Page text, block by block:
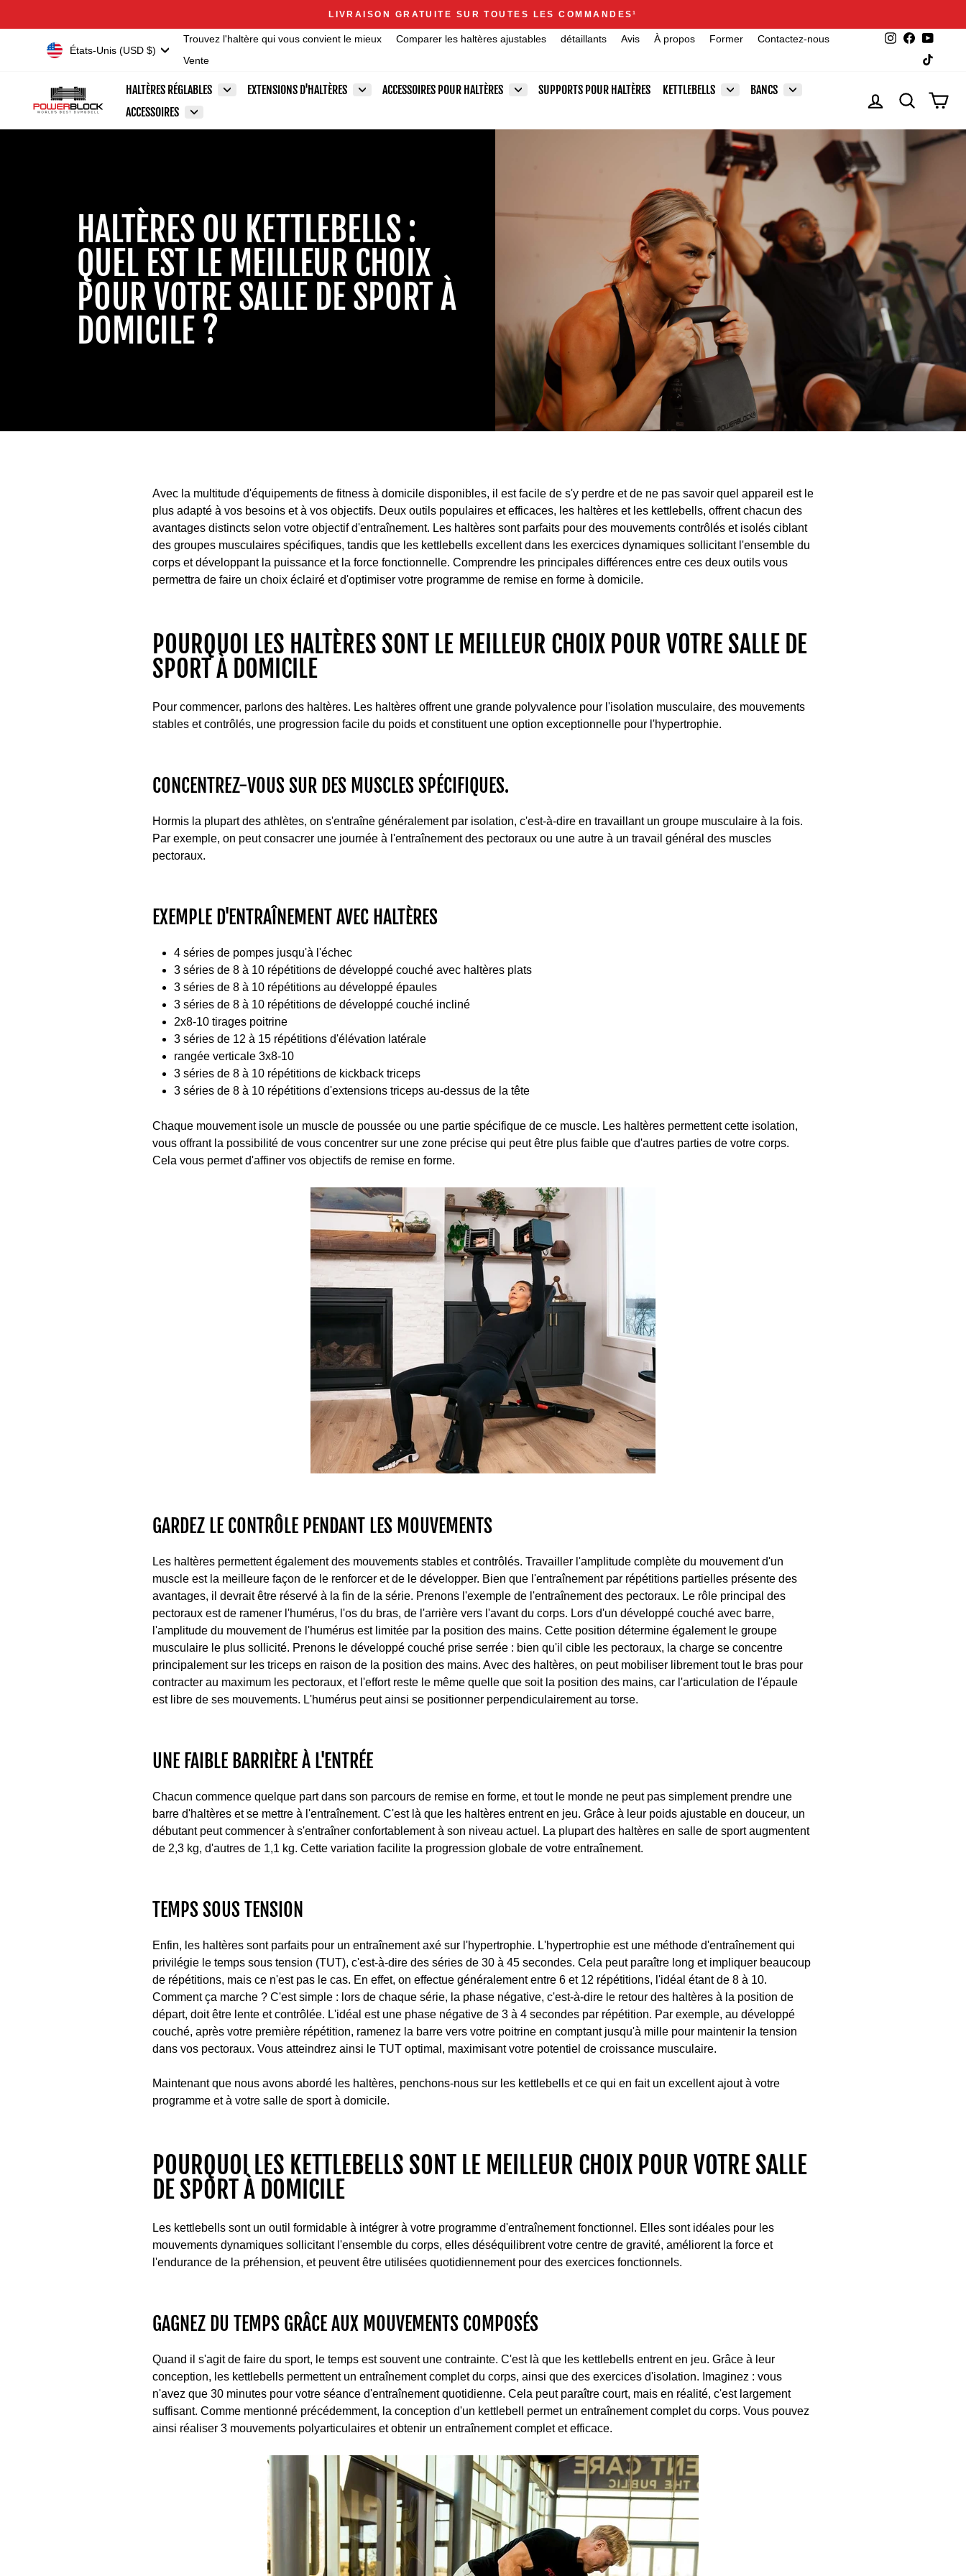
Diaporama
Pause
Announcements
LIVRAISON GRATUITE SUR TOUTES LES COMMANDES1
DeviseÉtats-Unis (USD $)
Trouvez l'haltère qui vous convient le mieux Comparer les haltères ajustables détaillants Avis À propos Former
Contactez-nous
Vente
Instagram
Facebook
HALTÈRES RÉGLABLES EXTENSIONS D'HALTÈRES ACCESSOIRES POUR HALTÈRES SUPPORTS POUR HALTÈRES KETTLEBELLS
BANCS
ACCESSOIRES
SE CONNECTER
HALTÈRES OU KETTLEBELLS :
QUEL EST LE MEILLEUR CHOIX
POUR VOTRE SALLE DE SPORT À
DOMICILE ?
Avec la multitude d'équipements de fitness à domicile disponibles, il est facile de s'y perdre et de ne pas savoir quel appareil est le
plus adapté à vos besoins et à vos objectifs. Deux outils populaires et efficaces, les haltères et les kettlebells, offrent chacun des
avantages distincts selon votre objectif d'entraînement. Les haltères sont parfaits pour des mouvements contrôlés et isolés ciblant
des groupes musculaires spécifiques, tandis que les kettlebells excellent dans les exercices dynamiques sollicitant l'ensemble du
corps et développant la puissance et la force fonctionnelle. Comprendre les principales différences entre ces deux outils vous
permettra de faire un choix éclairé et d'optimiser votre programme de remise en forme à domicile.
POURQUOI LES HALTÈRES SONT LE MEILLEUR CHOIX POUR VOTRE SALLE DE
SPORT À DOMICILE
Pour commencer, parlons des haltères. Les haltères offrent une grande polyvalence pour l'isolation musculaire, des mouvements
stables et contrôlés, une progression facile du poids et constituent une option exceptionnelle pour l'hypertrophie.
CONCENTREZ-VOUS SUR DES MUSCLES SPÉCIFIQUES.
Hormis la plupart des athlètes, on s'entraîne généralement par isolation, c'est-à-dire en travaillant un groupe musculaire à la fois.
Par exemple, on peut consacrer une journée à l'entraînement des pectoraux ou une autre à un travail général des muscles
pectoraux.
EXEMPLE D'ENTRAÎNEMENT AVEC HALTÈRES
4 séries de pompes jusqu'à l'échec
3 séries de 8 à 10 répétitions de développé couché avec haltères plats
3 séries de 8 à 10 répétitions au développé épaules
3 séries de 8 à 10 répétitions de développé couché incliné
2x8-10 tirages poitrine
3 séries de 12 à 15 répétitions d'élévation latérale
rangée verticale 3x8-10
3 séries de 8 à 10 répétitions de kickback triceps
3 séries de 8 à 10 répétitions d'extensions triceps au-dessus de la tête
Chaque mouvement isole un muscle de poussée ou une partie spécifique de ce muscle. Les haltères permettent cette isolation,
vous offrant la possibilité de vous concentrer sur une zone précise qui peut être plus faible que d'autres parties de votre corps.
Cela vous permet d'affiner vos objectifs de remise en forme.
GARDEZ LE CONTRÔLE PENDANT LES MOUVEMENTS
Les haltères permettent également des mouvements stables et contrôlés. Travailler l'amplitude complète du mouvement d'un
muscle est la meilleure façon de le renforcer et de le développer. Bien que l'entraînement par répétitions partielles présente des
avantages, il devrait être réservé à la fin de la série. Prenons l'exemple de l'entraînement des pectoraux. Le rôle principal des
pectoraux est de ramener l'humérus, l'os du bras, de l'arrière vers l'avant du corps. Lors d'un développé couché avec barre,
l'amplitude du mouvement de l'humérus est limitée par la position des mains. Cette position détermine également le groupe
musculaire le plus sollicité. Prenons le développé couché prise serrée : bien qu'il cible les pectoraux, la charge se concentre
principalement sur les triceps en raison de la position des mains. Avec des haltères, on peut mobiliser librement tout le bras pour
contracter au maximum les pectoraux, et l'effort reste le même quelle que soit la position des mains, car l'articulation de l'épaule
est libre de ses mouvements. L'humérus peut ainsi se positionner perpendiculairement au torse.
UNE FAIBLE BARRIÈRE À L'ENTRÉE
Chacun commence quelque part dans son parcours de remise en forme, et tout le monde ne peut pas simplement prendre une
barre d'haltères et se mettre à l'entraînement. C'est là que les haltères entrent en jeu. Grâce à leur poids ajustable en douceur, un
débutant peut commencer à s'entraîner confortablement à son niveau actuel. La plupart des haltères en salle de sport augmentent
de 2,3 kg, d'autres de 1,1 kg. Cette variation facilite la progression globale de votre entraînement.
TEMPS SOUS TENSION
Enfin, les haltères sont parfaits pour un entraînement axé sur l'hypertrophie. L'hypertrophie est une méthode d'entraînement qui
privilégie le temps sous tension (TUT), c'est-à-dire des séries de 30 à 45 secondes. Cela peut paraître long et impliquer beaucoup
de répétitions, mais ce n'est pas le cas. En effet, on effectue généralement entre 6 et 12 répétitions, l'idéal étant de 8 à 10.
Comment ça marche ? C'est simple : lors de chaque série, la phase négative, c'est-à-dire le retour des haltères à la position de
départ, doit être lente et contrôlée. L'idéal est une phase négative de 3 à 4 secondes par répétition. Par exemple, au développé
couché, après votre première répétition, ramenez la barre vers votre poitrine en comptant jusqu'à mille pour maintenir la tension
dans vos pectoraux. Vous atteindrez ainsi le TUT optimal, maximisant votre potentiel de croissance musculaire.
Maintenant que nous avons abordé les haltères, penchons-nous sur les kettlebells et ce qui en fait un excellent ajout à votre
programme et à votre salle de sport à domicile.
POURQUOI LES KETTLEBELLS SONT LE MEILLEUR CHOIX POUR VOTRE SALLE
DE SPORT À DOMICILE
Les kettlebells sont un outil formidable à intégrer à votre programme d'entraînement fonctionnel. Elles sont idéales pour les
mouvements dynamiques sollicitant l'ensemble du corps, elles déséquilibrent votre centre de gravité, améliorent la force et
l'endurance de la préhension, et peuvent être utilisées quotidiennement pour des exercices fonctionnels.
GAGNEZ DU TEMPS GRÂCE AUX MOUVEMENTS COMPOSÉS
Quand il s'agit de faire du sport, le temps est souvent une contrainte. C'est là que les kettlebells entrent en jeu. Grâce à leur
conception, les kettlebells permettent un entraînement complet du corps, ainsi que des exercices d'isolation. Imaginez : vous
n'avez que 30 minutes pour votre séance d'entraînement quotidienne. Cela peut paraître court, mais en réalité, c'est largement
suffisant. Comme mentionné précédemment, la conception d'un kettlebell permet un entraînement complet du corps. Vous pouvez
ainsi réaliser 3 mouvements polyarticulaires et obtenir un entraînement complet et efficace.